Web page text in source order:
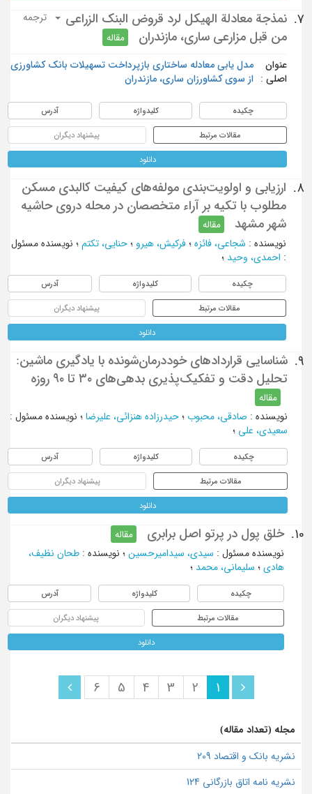
7.
نمذجة معادلة الهيكل لرد قروض البنك الزراعي
من قبل مزارعي ساري، مازندران
مقاله
ترجمه
عنوان
اصلی :
مدل یابی معادله ساختاری بازپرداخت تسهیلات بانک کشاورزی
از سوی کشاورزان ساری، مازندران
چکیده کلیدواژه آدرس
مقالات مرتبط پیشنهاد دیگران
دانلود
8.
ارزیابی و اولویت‌بندی مولفه‌های کیفیت کالبدی مسکن
مطلوب با تکیه بر آراء متخصصان در محله دروی حاشیه
شهر مشهد
مقاله
نویسنده: شجاعی، فائزه؛ فرکیش، هیرو؛ حنایی، تکتم؛ نویسنده مسئول
: احمدی، وحید؛
چکیده کلیدواژه آدرس
مقالات مرتبط پیشنهاد دیگران
دانلود
9.
شناسایی قراردادهای خوددرمان‌شونده با یادگیری ماشین:
تحلیل دقت و تفکیک‌پذیری بدهی‌های ۳۰ تا ۹۰ روزه
مقاله
نویسنده: صادقی، محبوب؛ حیدرزاده هنزائی، علیرضا؛ نویسنده مسئول :
سعیدی، علی ؛
چکیده کلیدواژه آدرس
مقالات مرتبط پیشنهاد دیگران
دانلود
10. خلق پول در پرتو اصل برابری
مقاله
نویسنده مسئول : سیدی، سیدامیرحسین؛ نویسنده: طحان نظیف،
هادی؛ سلیمانی، محمد؛
چکیده کلیدواژه آدرس
مقالات مرتبط پیشنهاد دیگران
دانلود
1
2
3
4
5
6
مجله (تعداد مقاله)
نشریه بانک و اقتصاد 209
نشریه نامه اتاق بازرگانی 124